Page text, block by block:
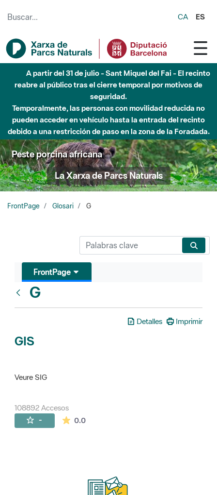
CA ES
A partir del 31 de julio - Sant Miquel del Fai - El recinto
reabre al público tras el cierre temporal por motivos de
seguridad.
Temporalmente, las personas con movilidad reducida no
pueden acceder en vehículo hasta la entrada del recinto
debido a una restricción de paso en la zona de la Foradada.
Peste porcina africana
La Xarxa de Parcs Naturals
FrontPage Glosari G
FrontPage
G
Detalles Imprimir
GIS
Veure SIG
108892 Accesos
- 0.0La valoración media es de 0 estrellas de